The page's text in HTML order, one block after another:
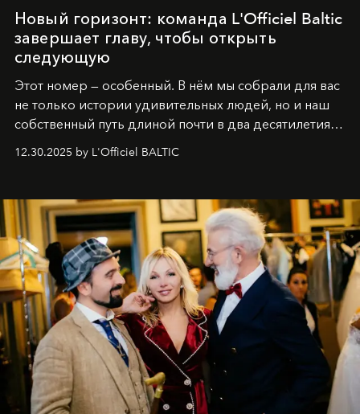
Новый горизонт: команда L'Officiel Baltic
завершает главу, чтобы открыть
следующую
Этот номер — особенный. В нём мы собрали для вас
не только истории удивительных людей, но и наш
собственный путь длиной почти в два десятилетия.
Вместо привычного подведения итогов мы от всей
души говорим спасибо каждому, кто был с нами все
самыми искренними пожеланиями и теплом, ваша
командаL’Officiel Baltic .
12.30.2025 by L'Officiel BALTIC